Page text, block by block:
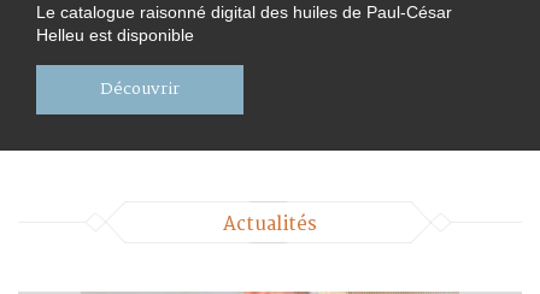
Mon compte
Le catalogue raisonné digital des huiles de Paul-César
Helleu est disponible
Découvrir
Actualités